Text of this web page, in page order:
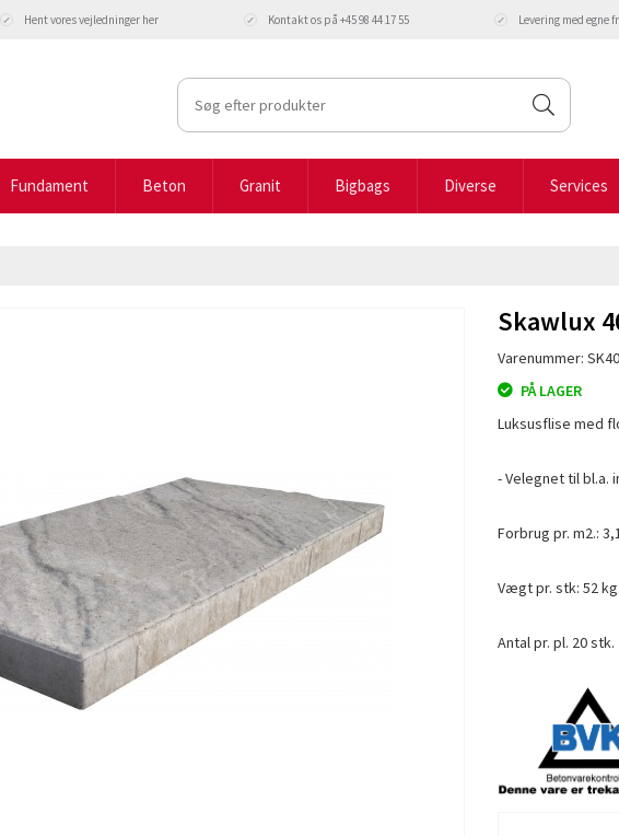
Hent vores vejledninger her Kontakt os på +45 98 44 17 55 Levering med egne
Fundament Beton Granit Bigbags Diverse Services
Skawlux
Varenummer:
PÅ LAGER
Luksusflise med
- Velegnet til bl.a.
Forbrug pr. m2.:
Vægt pr. stk: 52 kg.
Antal pr. pl. 20 stk.